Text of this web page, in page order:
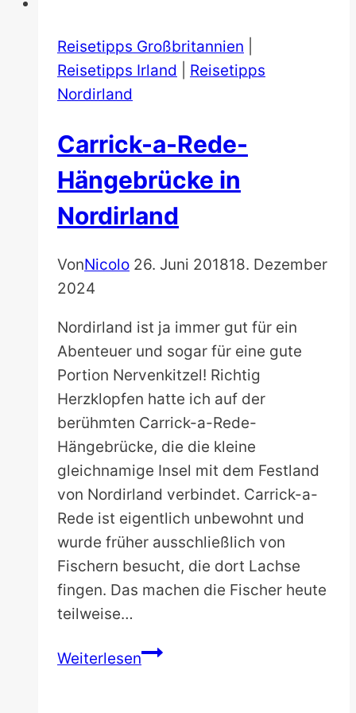
Reisetipps Großbritannien
Reisetipps Irland
Reisetipps
Nordirland
Carrick-a-Rede-
Hängebrücke in
Nordirland
VonNicolo 26. Juni 201818. Dezember
2024
Nordirland ist ja immer gut für ein
Abenteuer und sogar für eine gute
Portion Nervenkitzel! Richtig
Herzklopfen hatte ich auf der
berühmten Carrick-a-Rede-
Hängebrücke, die die kleine
gleichnamige Insel mit dem Festland
von Nordirland verbindet. Carrick-a-
Rede ist eigentlich unbewohnt und
wurde früher ausschließlich von
Fischern besucht, die dort Lachse
fingen. Das machen die Fischer heute
teilweise…
WeiterlesenCarrick-